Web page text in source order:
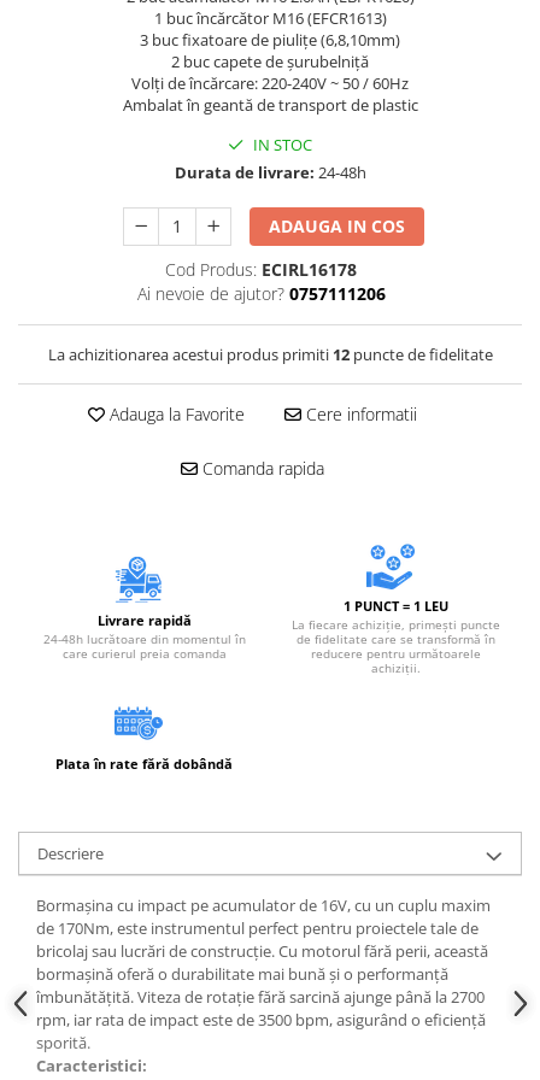
1 buc încărcător M16 (EFCR1613)
3 buc fixatoare de piulițe (6,8,10mm)
2 buc capete de șurubelniță
Volți de încărcare: 220-240V ~ 50 / 60Hz
Ambalat în geantă de transport de plastic
IN STOC
Durata de livrare: 24-48h
ADAUGA IN COS
Cod Produs: ECIRL16178
Ai nevoie de ajutor? 0757111206
La achizitionarea acestui produs primiti 12puncte de fidelitate
Adauga la Favorite Cere informatii
Comanda rapida
Livrare rapidă
24-48h lucrătoare din momentul în
care curierul preia comanda
1 PUNCT = 1 LEU
La fiecare achiziție, primești puncte
de fidelitate care se transformă în
reducere pentru următoarele
achiziții.
Plata în rate fără dobândă
Descriere
Bormașina cu impact pe acumulator de 16V, cu un cuplu maxim
de 170Nm, este instrumentul perfect pentru proiectele tale de
bricolaj sau lucrări de construcție. Cu motorul fără perii, această
bormașină oferă o durabilitate mai bună și o performanță
îmbunătățită. Viteza de rotație fără sarcină ajunge până la 2700
rpm, iar rata de impact este de 3500 bpm, asigurând o eficiență
sporită.
Caracteristici: